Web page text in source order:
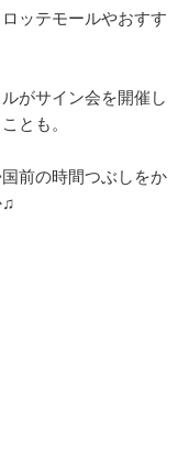
ッテモールやおすす
がサイン会を開催し
とも。
前の時間つぶしをか
♫